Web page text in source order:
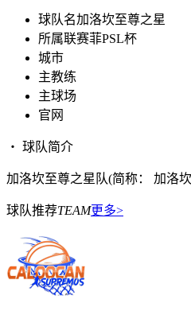
球队名加洛坎至尊之星
所属联赛菲PSL杯
城市
主教练
主球场
官网
・ 球队简介
加洛坎至尊之星队(简称： 加洛
球队推荐TEAM更多>